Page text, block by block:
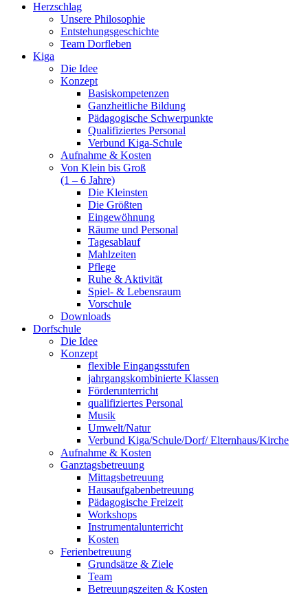
Herzschlag
Unsere Philosophie
Entstehungsgeschichte
Team Dorfleben
Kiga
Die Idee
Konzept
Basiskompetenzen
Ganzheitliche Bildung
Pädagogische Schwerpunkte
Qualifiziertes Personal
Verbund Kiga-Schule
Aufnahme & Kosten
Von Klein bis Groß
(1 – 6 Jahre)
Die Kleinsten
Die Größten
Eingewöhnung
Räume und Personal
Tagesablauf
Mahlzeiten
Pflege
Ruhe & Aktivität
Spiel- & Lebensraum
Vorschule
Downloads
Dorfschule
Die Idee
Konzept
flexible Eingangsstufen
jahrgangskombinierte Klassen
Förderunterricht
qualifiziertes Personal
Musik
Umwelt/Natur
Verbund Kiga/Schule/Dorf/ Elternhaus/Kirche
Aufnahme & Kosten
Ganztagsbetreuung
Mittagsbetreuung
Hausaufgabenbetreuung
Pädagogische Freizeit
Workshops
Instrumentalunterricht
Kosten
Ferienbetreuung
Grundsätze & Ziele
Team
Betreuungszeiten & Kosten